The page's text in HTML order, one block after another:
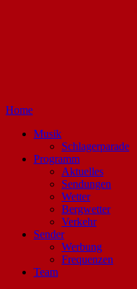
Home
Musik
Schlagerparade
Programm
Aktuelles
Sendungen
Wetter
Bergwetter
Verkehr
Sender
Werbung
Frequenzen
Team